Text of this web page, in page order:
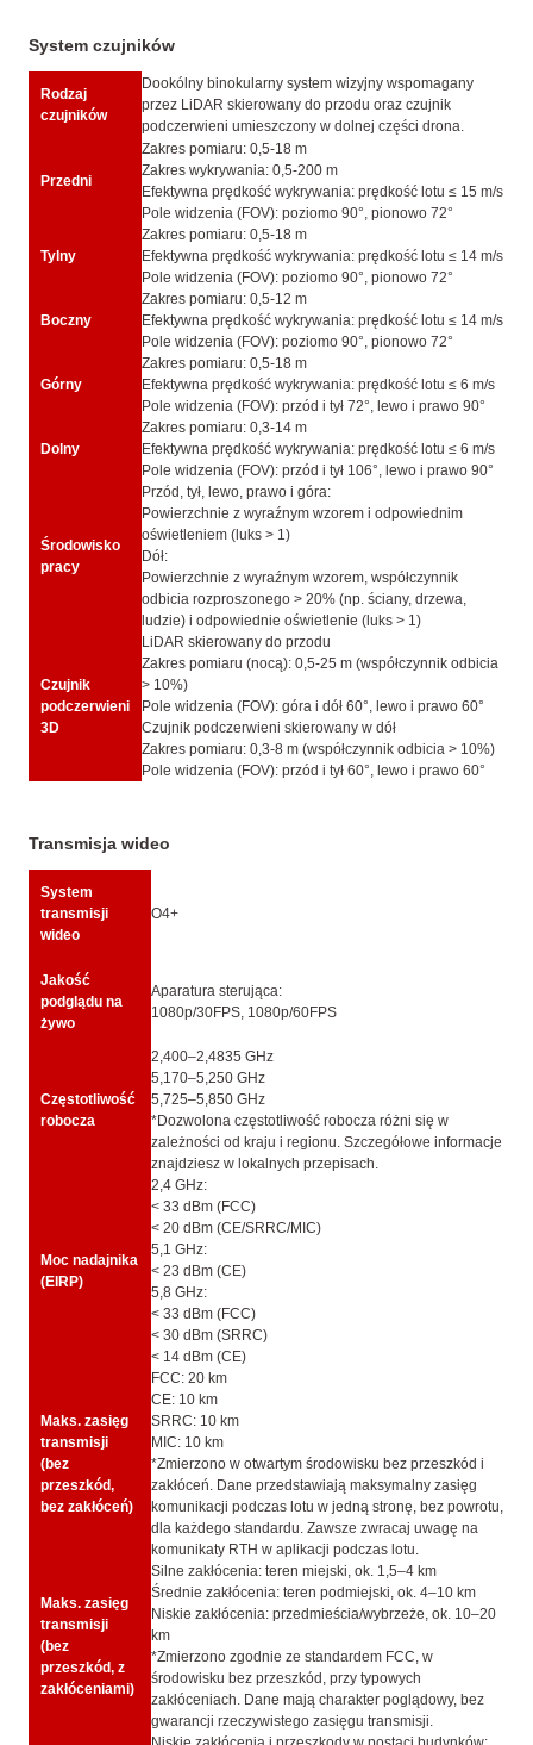
System czujników
Rodzaj
czujników
Dookólny binokularny system wizyjny wspomagany
przez LiDAR skierowany do przodu oraz czujnik
podczerwieni umieszczony w dolnej części drona.
Przedni
Zakres pomiaru: 0,5-18 m
Zakres wykrywania: 0,5-200 m
Efektywna prędkość wykrywania: prędkość lotu ≤ 15 m/s
Pole widzenia (FOV): poziomo 90°, pionowo 72°
Tylny
Zakres pomiaru: 0,5-18 m
Efektywna prędkość wykrywania: prędkość lotu ≤ 14 m/s
Pole widzenia (FOV): poziomo 90°, pionowo 72°
Boczny
Zakres pomiaru: 0,5-12 m
Efektywna prędkość wykrywania: prędkość lotu ≤ 14 m/s
Pole widzenia (FOV): poziomo 90°, pionowo 72°
Górny
Zakres pomiaru: 0,5-18 m
Efektywna prędkość wykrywania: prędkość lotu ≤ 6 m/s
Pole widzenia (FOV): przód i tył 72°, lewo i prawo 90°
Dolny
Zakres pomiaru: 0,3-14 m
Efektywna prędkość wykrywania: prędkość lotu ≤ 6 m/s
Pole widzenia (FOV): przód i tył 106°, lewo i prawo 90°
Środowisko
pracy
Przód, tył, lewo, prawo i góra:
Powierzchnie z wyraźnym wzorem i odpowiednim
oświetleniem (luks > 1)
Dół:
Powierzchnie z wyraźnym wzorem, współczynnik
odbicia rozproszonego > 20% (np. ściany, drzewa,
ludzie) i odpowiednie oświetlenie (luks > 1)
Czujnik
podczerwieni
3D
LiDAR skierowany do przodu
Zakres pomiaru (nocą): 0,5-25 m (współczynnik odbicia
> 10%)
Pole widzenia (FOV): góra i dół 60°, lewo i prawo 60°
Czujnik podczerwieni skierowany w dół
Zakres pomiaru: 0,3-8 m (współczynnik odbicia > 10%)
Pole widzenia (FOV): przód i tył 60°, lewo i prawo 60°
Transmisja wideo
System
transmisji
wideo
O4+
Jakość
podglądu na
żywo
Aparatura sterująca:
1080p/30FPS, 1080p/60FPS
Częstotliwość
robocza
2,400–2,4835 GHz
5,170–5,250 GHz
5,725–5,850 GHz
*Dozwolona częstotliwość robocza różni się w
zależności od kraju i regionu. Szczegółowe informacje
znajdziesz w lokalnych przepisach.
Moc nadajnika
(EIRP)
2,4 GHz:
< 33 dBm (FCC)
< 20 dBm (CE/SRRC/MIC)
5,1 GHz:
< 23 dBm (CE)
5,8 GHz:
< 33 dBm (FCC)
< 30 dBm (SRRC)
< 14 dBm (CE)
Maks. zasięg
transmisji
(bez
przeszkód,
bez zakłóceń)
FCC: 20 km
CE: 10 km
SRRC: 10 km
MIC: 10 km
*Zmierzono w otwartym środowisku bez przeszkód i
zakłóceń. Dane przedstawiają maksymalny zasięg
komunikacji podczas lotu w jedną stronę, bez powrotu,
dla każdego standardu. Zawsze zwracaj uwagę na
komunikaty RTH w aplikacji podczas lotu.
Maks. zasięg
transmisji
(bez
przeszkód, z
zakłóceniami)
Silne zakłócenia: teren miejski, ok. 1,5–4 km
Średnie zakłócenia: teren podmiejski, ok. 4–10 km
Niskie zakłócenia: przedmieścia/wybrzeże, ok. 10–20
km
*Zmierzono zgodnie ze standardem FCC, w
środowisku bez przeszkód, przy typowych
zakłóceniach. Dane mają charakter poglądowy, bez
gwarancji rzeczywistego zasięgu transmisji.